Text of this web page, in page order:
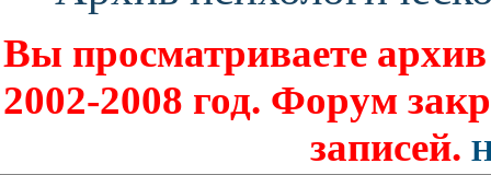
Вы просматриваете
2002-2008 год. Форум
записей.